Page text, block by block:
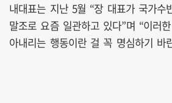
내대표는 지난 5월 “장 대표가 국가수
말조로 요즘 일관하고 있다”며 “이러
아내리는 행동이란 걸 꼭 명심하기 바